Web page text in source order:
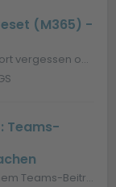
(M365) -
? Ursache Benutzer haben ihr Kennwort vergessen oder es ist abgelaufen, wodurch sie sich nicht mehr bei Microsoft 365 anmelden können. ⚠️ Problemstellung...
Teams-
Aufgabenstellung Ich möchte aus einem Teams-Beitrag bzw. aus einer Chat-Nachricht eine Aufgabe erstellen, die mir in meiner persönlichen ToDo Liste bzw. in...